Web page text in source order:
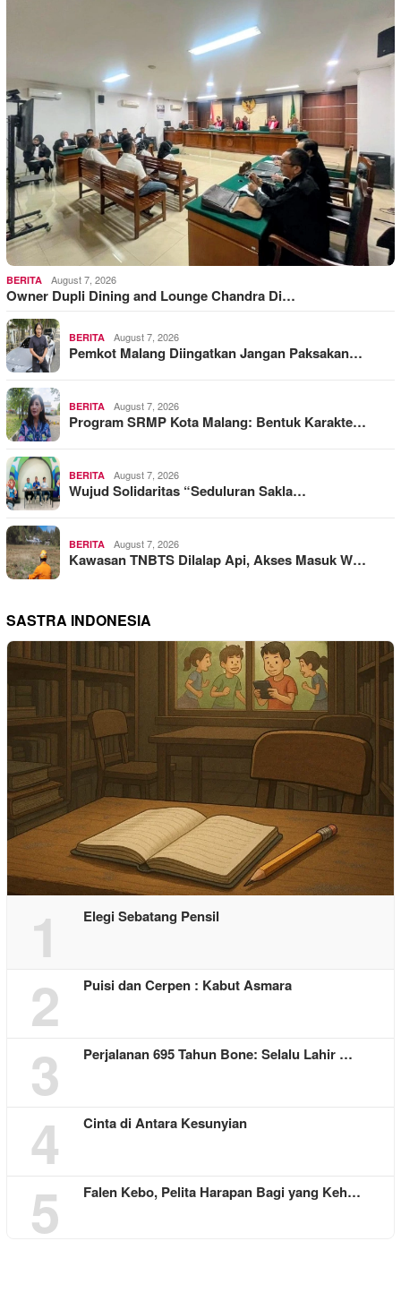
BERITA August 7, 2026
Owner Dupli Dining and Lounge Chandra Di…
BERITA August 7, 2026
Pemkot Malang Diingatkan Jangan Paksakan…
BERITA August 7, 2026
Program SRMP Kota Malang: Bentuk Karakte…
BERITA August 7, 2026
Wujud Solidaritas “Seduluran Sakla…
BERITA August 7, 2026
Kawasan TNBTS Dilalap Api, Akses Masuk W…
SASTRA INDONESIA
1 Elegi Sebatang Pensil
2 Puisi dan Cerpen : Kabut Asmara
3 Perjalanan 695 Tahun Bone: Selalu Lahir …
4 Cinta di Antara Kesunyian
5 Falen Kebo, Pelita Harapan Bagi yang Keh…